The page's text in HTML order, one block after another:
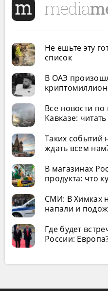
Не ешьте эту
список
В ОАЭ
Все новости
Кавказе:
Таких событий
ждать всем
В магазинах
продукта: что
СМИ: В Химках
напали и
Где будет
России: